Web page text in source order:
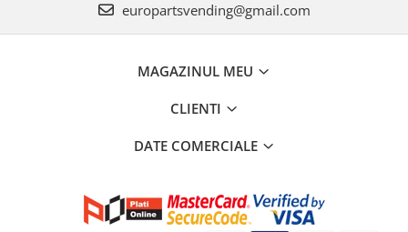
europartsvending@gmail.com
MAGAZINUL MEU
CLIENTI
DATE COMERCIALE